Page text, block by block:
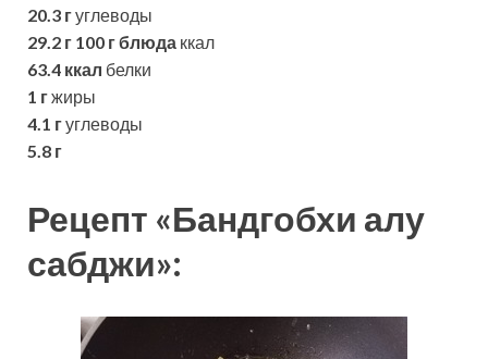
20.3 гуглеводы
29.2 г 100 г блюда ккал
63.4 ккал белки
1 гжиры
4.1 гуглеводы
5.8 г
Рецепт «Бандгобхи алу
сабджи»: